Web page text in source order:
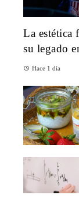
La estética
su legado
Hace 1 día